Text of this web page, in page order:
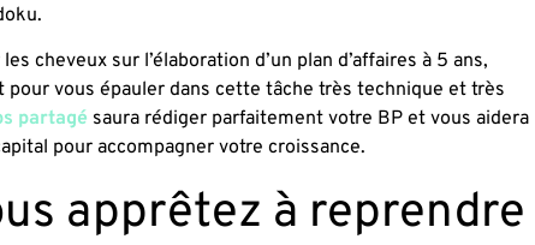
cheveux sur l’élaboration d’un plan d’affaires à 5 ans,
pour vous épauler dans cette tâche très technique et très
partagé saura rédiger parfaitement votre BP et vous aidera
pour accompagner votre croissance.
apprêtez à reprendre